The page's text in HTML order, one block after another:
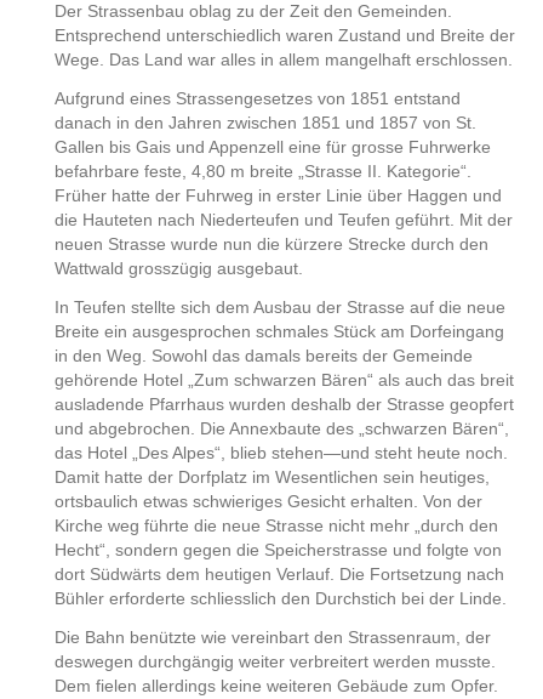
Der Strassenbau oblag zu der Zeit den Gemeinden.
Entsprechend unterschiedlich waren Zustand und Breite der
Wege. Das Land war alles in allem mangelhaft erschlossen.
Aufgrund eines Strassengesetzes von 1851 entstand
danach in den Jahren zwischen 1851 und 1857 von St.
Gallen bis Gais und Appenzell eine für grosse Fuhrwerke
befahrbare feste, 4,80 m breite „Strasse II. Kategorie“.
Früher hatte der Fuhrweg in erster Linie über Haggen und
die Hauteten nach Niederteufen und Teufen geführt. Mit der
neuen Strasse wurde nun die kürzere Strecke durch den
Wattwald grosszügig ausgebaut.
In Teufen stellte sich dem Ausbau der Strasse auf die neue
Breite ein ausgesprochen schmales Stück am Dorfeingang
in den Weg. Sowohl das damals bereits der Gemeinde
gehörende Hotel „Zum schwarzen Bären“ als auch das breit
ausladende Pfarrhaus wurden deshalb der Strasse geopfert
und abgebrochen. Die Annexbaute des „schwarzen Bären“,
das Hotel „Des Alpes“, blieb stehen—und steht heute noch.
Damit hatte der Dorfplatz im Wesentlichen sein heutiges,
ortsbaulich etwas schwieriges Gesicht erhalten. Von der
Kirche weg führte die neue Strasse nicht mehr „durch den
Hecht“, sondern gegen die Speicherstrasse und folgte von
dort Südwärts dem heutigen Verlauf. Die Fortsetzung nach
Bühler erforderte schliesslich den Durchstich bei der Linde.
Die Bahn benützte wie vereinbart den Strassenraum, der
deswegen durchgängig weiter verbreitert werden musste.
Dem fielen allerdings keine weiteren Gebäude zum Opfer.